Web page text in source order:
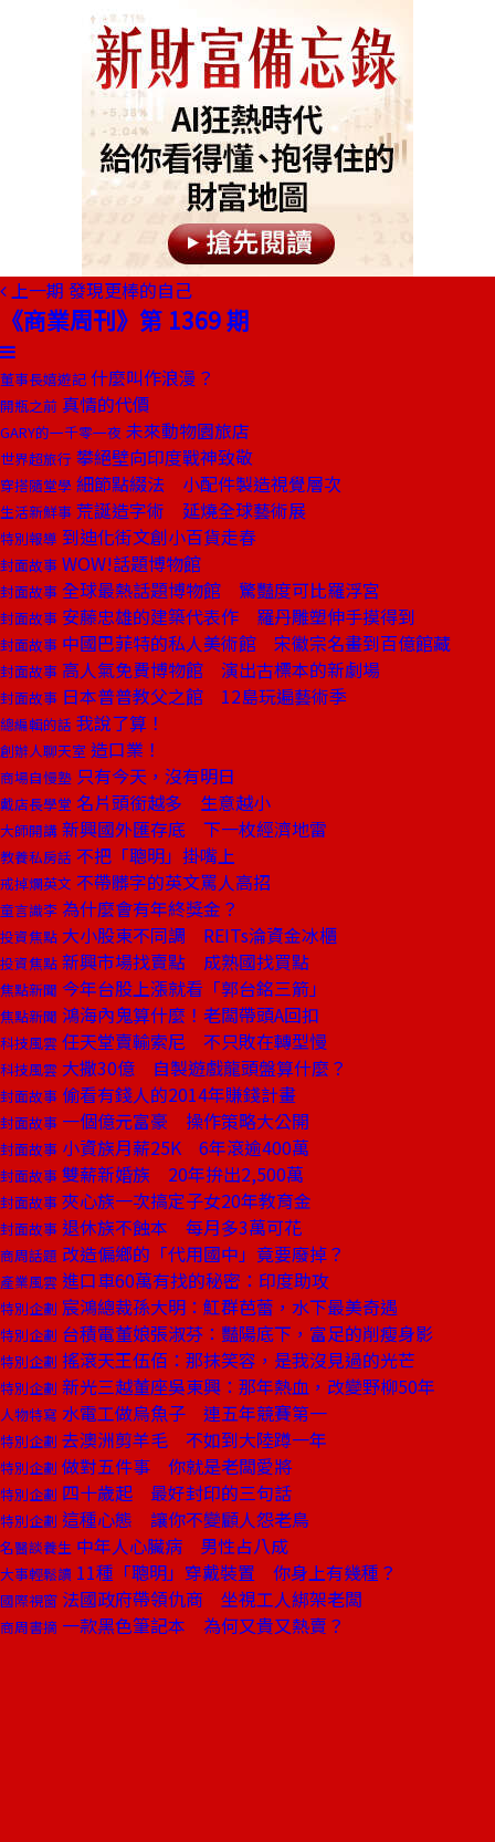
上一期 發現更棒的自己
《商業周刊》第 1369 期
董事長嬉遊記 什麼叫作浪漫？
開瓶之前 真情的代價
GARY的一千零一夜 未來動物園旅店
世界超旅行 攀絕壁向印度戰神致敬
穿搭隨堂學 細節點綴法 小配件製造視覺層次
生活新鮮事 荒誕造字術 延燒全球藝術展
特別報導 到迪化街文創小百貨走春
封面故事 WOW!話題博物館
封面故事 全球最熱話題博物館 驚豔度可比羅浮宮
封面故事 安藤忠雄的建築代表作 羅丹雕塑伸手摸得到
封面故事 中國巴菲特的私人美術館 宋徽宗名畫到百億館藏
封面故事 高人氣免費博物館 演出古標本的新劇場
封面故事 日本普普教父之館 12島玩遍藝術季
總編輯的話 我說了算！
創辦人聊天室 造口業！
商場自慢塾 只有今天，沒有明日
戴店長學堂 名片頭銜越多 生意越小
大師開講 新興國外匯存底 下一枚經濟地雷
教養私房話 不把「聰明」掛嘴上
戒掉爛英文 不帶髒字的英文罵人高招
童言識李 為什麼會有年終獎金？
投資焦點 大小股東不同調 REITs淪資金冰櫃
投資焦點 新興市場找賣點 成熟國找買點
焦點新聞 今年台股上漲就看「郭台銘三箭」
焦點新聞 鴻海內鬼算什麼！老闆帶頭A回扣
科技風雲 任天堂賣輸索尼 不只敗在轉型慢
科技風雲 大撒30億 自製遊戲龍頭盤算什麼？
封面故事 偷看有錢人的2014年賺錢計畫
封面故事 一個億元富豪 操作策略大公開
封面故事 小資族月薪25K 6年滾逾400萬
封面故事 雙薪新婚族 20年拚出2,500萬
封面故事 夾心族一次搞定子女20年教育金
封面故事 退休族不蝕本 每月多3萬可花
商周話題 改造偏鄉的「代用國中」竟要廢掉？
產業風雲 進口車60萬有找的秘密：印度助攻
特別企劃 宸鴻總裁孫大明：魟群芭蕾，水下最美奇遇
特別企劃 台積電董娘張淑芬：豔陽底下，富足的削瘦身影
特別企劃 搖滾天王伍佰：那抹笑容，是我沒見過的光芒
特別企劃 新光三越董座吳東興：那年熱血，改變野柳50年
人物特寫 水電工做烏魚子 連五年競賽第一
特別企劃 去澳洲剪羊毛 不如到大陸蹲一年
特別企劃 做對五件事 你就是老闆愛將
特別企劃 四十歲起 最好封印的三句話
特別企劃 這種心態 讓你不變顧人怨老鳥
名醫談養生 中年人心臟病 男性占八成
大事輕鬆讀 11種「聰明」穿戴裝置 你身上有幾種？
國際視窗 法國政府帶領仇商 坐視工人綁架老闆
商周書摘 一款黑色筆記本 為何又貴又熱賣？